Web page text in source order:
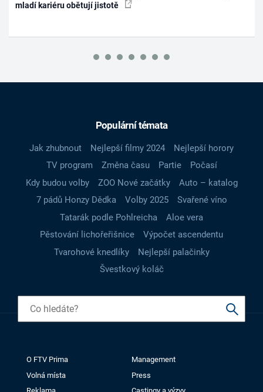
mladí kariéru obětují jistotě
Populární témata
Jak zhubnout Nejlepší filmy 2024
Nejlepší horory
TV program
Změna času Partie
Počasí
Kdy budou volby
ZOO Nové začátky
Auto – katalog
7 pádů Honzy Dědka
Volby 2025
Svařené víno
Tatarák podle Pohlreicha
Aloe vera
Pěstování lichořeřišnice
Výpočet ascendentu
Tvarohové knedlíky
Nejlepší palačinky
Švestkový koláč
O FTV Prima
Management
Volná místa
Press